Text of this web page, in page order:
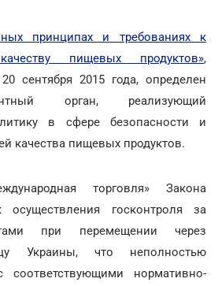
принципах и требованиях к
пищевых продуктов»,
сентября 2015 года, определен
орган, реализующий
в сфере безопасности и
качества пищевых продуктов.
торговля» Закона
осуществления госконтроля за
при перемещении через
Украины, что неполностью
соответствующими нормативно-